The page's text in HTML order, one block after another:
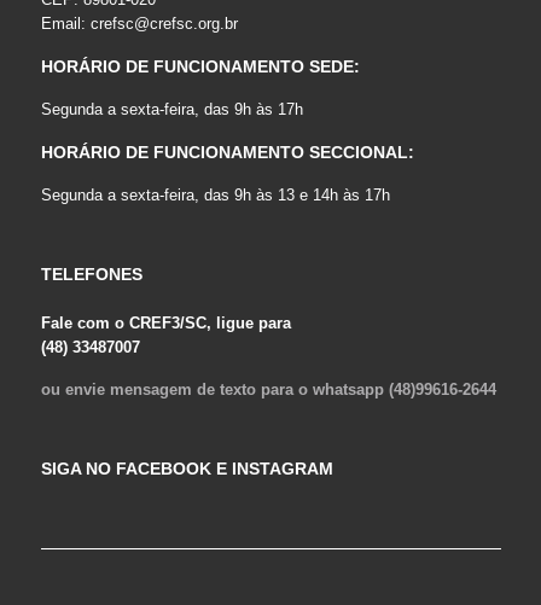
Email: crefsc@crefsc.org.br
HORÁRIO DE FUNCIONAMENTO SEDE:
Segunda a sexta-feira, das 9h às 17h
HORÁRIO DE FUNCIONAMENTO SECCIONAL:
Segunda a sexta-feira, das 9h às 13 e 14h às 17h
TELEFONES
Fale com o CREF3/SC, ligue para
(48) 33487007
ou envie mensagem de texto para o whatsapp (48)99616-2644
SIGA NO FACEBOOK E INSTAGRAM